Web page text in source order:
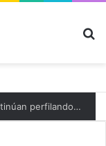
El CB Villarrobledo y el CB Criptana continúan perfilando sus plantillas